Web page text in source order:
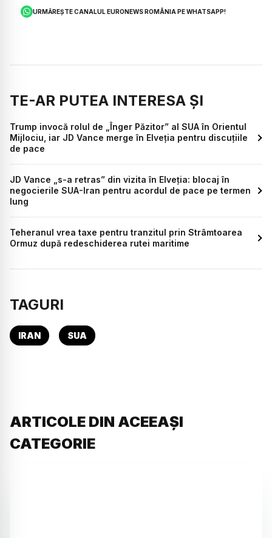
URMĂREȘTE CANALUL EURONEWS ROMÂNIA PE WHATSAPP!
TE-AR PUTEA INTERESA ȘI
Trump invocă rolul de „Înger Păzitor” al SUA în Orientul
Mijlociu, iar JD Vance merge în Elveția pentru discuțiile
de pace
JD Vance „s-a retras” din vizita în Elveția: blocaj în
negocierile SUA-Iran pentru acordul de pace pe termen
lung
Teheranul vrea taxe pentru tranzitul prin Strâmtoarea
Ormuz după redeschiderea rutei maritime
TAGURI
IRAN SUA
ARTICOLE DIN ACEEAȘI
CATEGORIE